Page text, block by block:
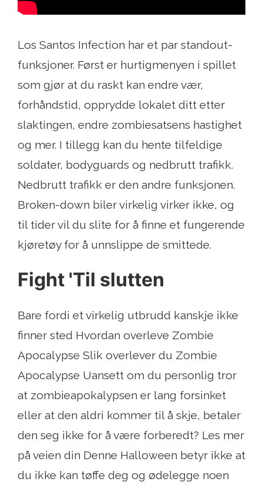
Los Santos Infection har et par standout-
funksjoner. Først er hurtigmenyen i spillet
som gjør at du raskt kan endre vær,
forhåndstid, opprydde lokalet ditt etter
slaktingen, endre zombiesatsens hastighet
og mer. I tillegg kan du hente tilfeldige
soldater, bodyguards og nedbrutt trafikk.
Nedbrutt trafikk er den andre funksjonen.
Broken-down biler virkelig virker ikke, og
til tider vil du slite for å finne et fungerende
kjøretøy for å unnslippe de smittede.
Fight 'Til slutten
Bare fordi et virkelig utbrudd kanskje ikke
finner sted Hvordan overleve Zombie
Apocalypse Slik overlever du Zombie
Apocalypse Uansett om du personlig tror
at zombieapokalypsen er lang forsinket
eller at den aldri kommer til å skje, betaler
den seg ikke for å være forberedt? Les mer
på veien din Denne Halloween betyr ikke at
du ikke kan tøffe deg og ødelegge noen